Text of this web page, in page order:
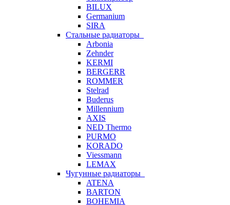
BILUX
Germanium
SIRA
Стальные радиаторы
Arbonia
Zehnder
KERMI
BERGERR
ROMMER
Stelrad
Buderus
Millennium
AXIS
NED Thermo
PURMO
KORADO
Viessmann
LEMAX
Чугунные радиаторы
ATENA
BARTON
BOHEMIA